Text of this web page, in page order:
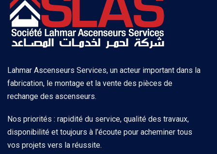
Lahmar Ascenseurs Services, un acteur important dans la
fabrication, le montage et la vente des pièces de
rechange des ascenseurs.
Nos priorités : rapidité du service, qualité des travaux,
disponibilité et toujours à l’écoute pour acheminer tous
vos projets vers la réussite.